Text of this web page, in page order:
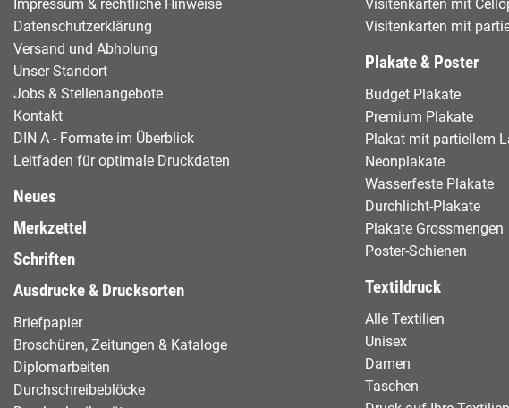
Impressum & rechtliche Hinweise
Datenschutzerklärung
Versand und Abholung
Unser Standort
Jobs & Stellenangebote
Kontakt
DIN A - Formate im Überblick
Leitfaden für optimale Druckdaten
Neues
Merkzettel
Schriften
Ausdrucke & Drucksorten
Briefpapier
Broschüren, Zeitungen & Kataloge
Diplomarbeiten
Durchschreibeblöcke
Visitenkarten mit
Visitenkarten mit
Plakate & Poster
Budget Plakate
Premium Plakate
Plakat mit partiellem
Neonplakate
Wasserfeste Plakate
Durchlicht-Plakate
Plakate Grossmengen
Poster-Schienen
Textildruck
Alle Textilien
Unisex
Damen
Taschen